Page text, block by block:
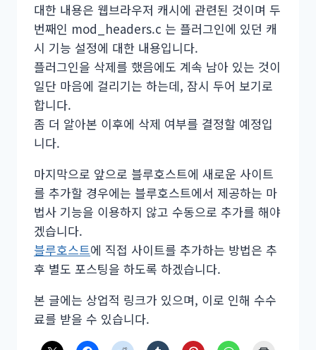
대한 내용은 웹브라우저 캐시에 관련된 것이며 두
번째인 mod_headers.c 는 플러그인에 있던 캐
시 기능 설정에 대한 내용입니다.
플러그인을 삭제를 했음에도 계속 남아 있는 것이
일단 마음에 걸리기는 하는데, 잠시 두어 보기로
합니다.
좀 더 알아본 이후에 삭제 여부를 결정할 예정입
니다.
마지막으로 앞으로 블루호스트에 새로운 사이트
를 추가할 경우에는 블루호스트에서 제공하는 마
법사 기능을 이용하지 않고 수동으로 추가를 해야
겠습니다.
블루호스트에 직접 사이트를 추가하는 방법은 추
후 별도 포스팅을 하도록 하겠습니다.
본 글에는 상업적 링크가 있으며, 이로 인해 수수
료를 받을 수 있습니다.